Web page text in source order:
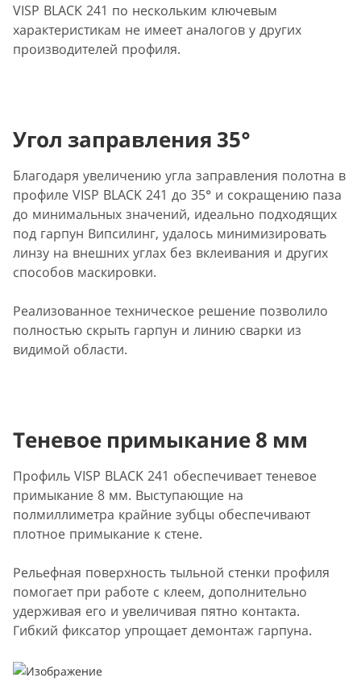
VISP BLACK 241 по нескольким ключевым
характеристикам не имеет аналогов у других
производителей профиля.
Угол заправления 35°
Благодаря увеличению угла заправления полотна в
профиле VISP BLACK 241 до 35° и сокращению паза
до минимальных значений, идеально подходящих
под гарпун Випсилинг, удалось минимизировать
линзу на внешних углах без вклеивания и других
способов маскировки.
Реализованное техническое решение позволило
полностью скрыть гарпун и линию сварки из
видимой области.
Теневое примыкание 8 мм
Профиль VISP BLACK 241 обеспечивает теневое
примыкание 8 мм. Выступающие на
полмиллиметра крайние зубцы обеспечивают
плотное примыкание к стене.
Рельефная поверхность тыльной стенки профиля
помогает при работе с клеем, дополнительно
удерживая его и увеличивая пятно контакта.
Гибкий фиксатор упрощает демонтаж гарпуна.